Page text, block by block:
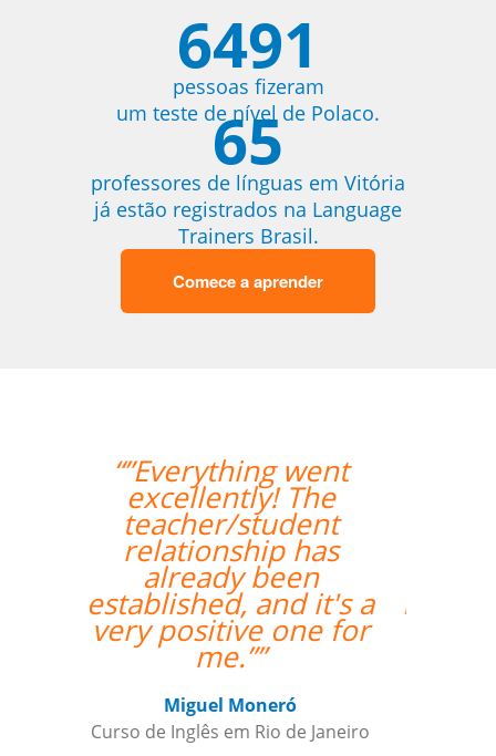
6491
pessoas fizeram
um teste de nível de Polaco.
65
professores de línguas em Vitória
já estão registrados na Language
Trainers Brasil.
Comece a aprender
“”The class with Ivo
went well. He knows
his stuff and is very
helpful. He replies
quickly outside class
hours as well if I have
questions. ””
Curso de Português em Santos